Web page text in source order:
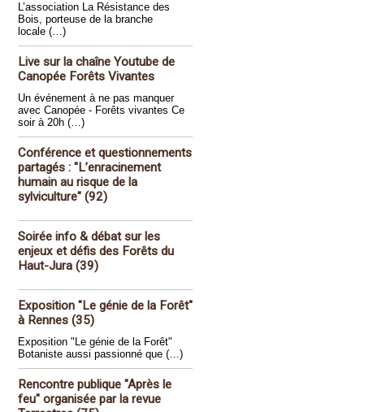
L’association La Résistance des
Bois, porteuse de la branche
locale (…)
Live sur la chaîne Youtube de
Canopée Forêts Vivantes
Un événement à ne pas manquer
avec Canopée - Forêts vivantes Ce
soir à 20h (…)
Conférence et questionnements
partagés : "L’enracinement
humain au risque de la
sylviculture" (92)
Soirée info & débat sur les
enjeux et défis des Forêts du
Haut-Jura (39)
Exposition "Le génie de la Forêt"
à Rennes (35)
Exposition "Le génie de la Forêt"
Botaniste aussi passionné que (…)
Rencontre publique "Après le
feu" organisée par la revue